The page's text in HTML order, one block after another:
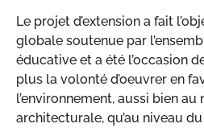
Le projet d’extension a fait
globale soutenue par
éducative et a été l’occasion
plus la volonté d’oeuvrer en
l’environnement, aussi bien
architecturale, qu’au niveau